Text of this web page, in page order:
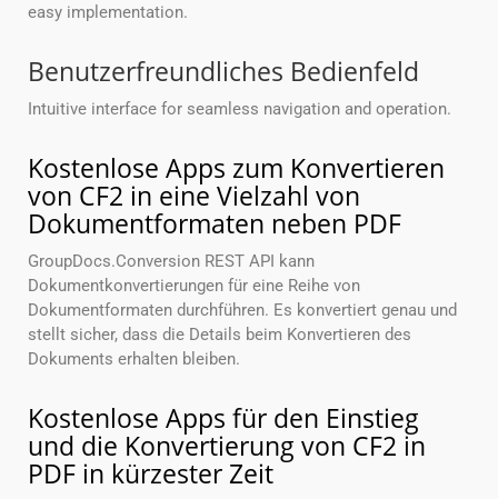
easy implementation.
Benutzerfreundliches Bedienfeld
Intuitive interface for seamless navigation and operation.
Kostenlose Apps zum Konvertieren
von CF2 in eine Vielzahl von
Dokumentformaten neben PDF
GroupDocs.Conversion REST API kann
Dokumentkonvertierungen für eine Reihe von
Dokumentformaten durchführen. Es konvertiert genau und
stellt sicher, dass die Details beim Konvertieren des
Dokuments erhalten bleiben.
Kostenlose Apps für den Einstieg
und die Konvertierung von CF2 in
PDF in kürzester Zeit